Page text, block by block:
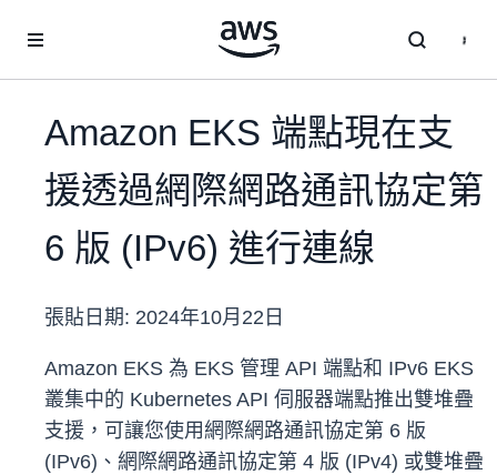
Amazon EKS 端點現在支
援透過網際網路通訊協定第
6 版 (IPv6) 進行連線
張貼日期: 2024年10月22日
Amazon EKS 為 EKS 管理 API 端點和 IPv6 EKS
叢集中的 Kubernetes API 伺服器端點推出雙堆疊
支援，可讓您使用網際網路通訊協定第 6 版
(IPv6)、網際網路通訊協定第 4 版 (IPv4) 或雙堆疊